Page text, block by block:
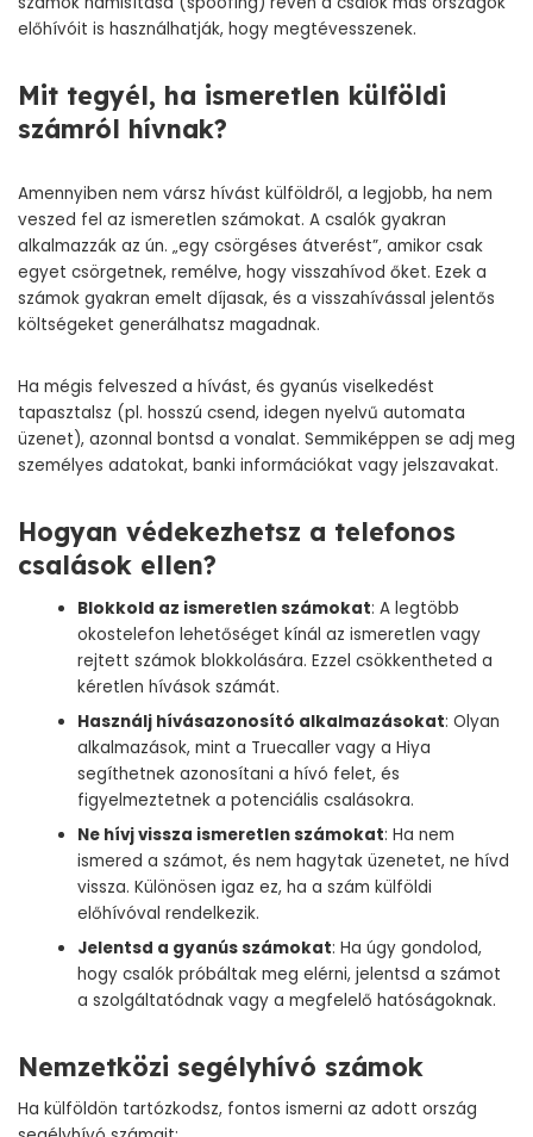
előhívóit is használhatják, hogy megtévesszenek.
Mit tegyél, ha ismeretlen külföldi
számról hívnak?
Amennyiben nem vársz hívást külföldről, a legjobb, ha nem
veszed fel az ismeretlen számokat. A csalók gyakran
alkalmazzák az ún. „egy csörgéses átverést”, amikor csak
egyet csörgetnek, remélve, hogy visszahívod őket. Ezek a
számok gyakran emelt díjasak, és a visszahívással jelentős
költségeket generálhatsz magadnak.
Ha mégis felveszed a hívást, és gyanús viselkedést
tapasztalsz (pl. hosszú csend, idegen nyelvű automata
üzenet), azonnal bontsd a vonalat. Semmiképpen se adj meg
személyes adatokat, banki információkat vagy jelszavakat.
Hogyan védekezhetsz a telefonos
csalások ellen?
Blokkold az ismeretlen számokat: A legtöbb
okostelefon lehetőséget kínál az ismeretlen vagy
rejtett számok blokkolására. Ezzel csökkentheted a
kéretlen hívások számát.
Használj hívásazonosító alkalmazásokat: Olyan
alkalmazások, mint a Truecaller vagy a Hiya
segíthetnek azonosítani a hívó felet, és
figyelmeztetnek a potenciális csalásokra.
Ne hívj vissza ismeretlen számokat: Ha nem
ismered a számot, és nem hagytak üzenetet, ne hívd
vissza. Különösen igaz ez, ha a szám külföldi
előhívóval rendelkezik.
Jelentsd a gyanús számokat: Ha úgy gondolod,
hogy csalók próbáltak meg elérni, jelentsd a számot
a szolgáltatódnak vagy a megfelelő hatóságoknak.
Nemzetközi segélyhívó számok
Ha külföldön tartózkodsz, fontos ismerni az adott ország